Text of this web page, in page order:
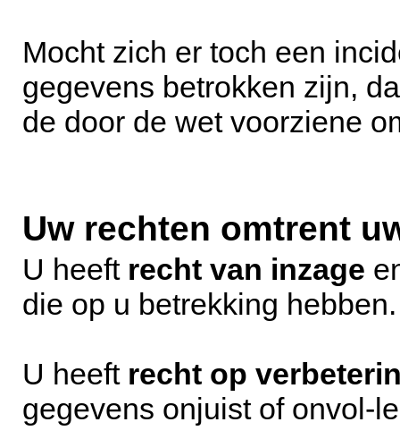
Mocht zich er toch een
gegevens betrokken zijn,
de door de wet voorziene
Uw rechten omtrent
U heeft recht van inzage
die op u betrekking hebben.
U heeft recht op
gegevens onjuist of onvol-